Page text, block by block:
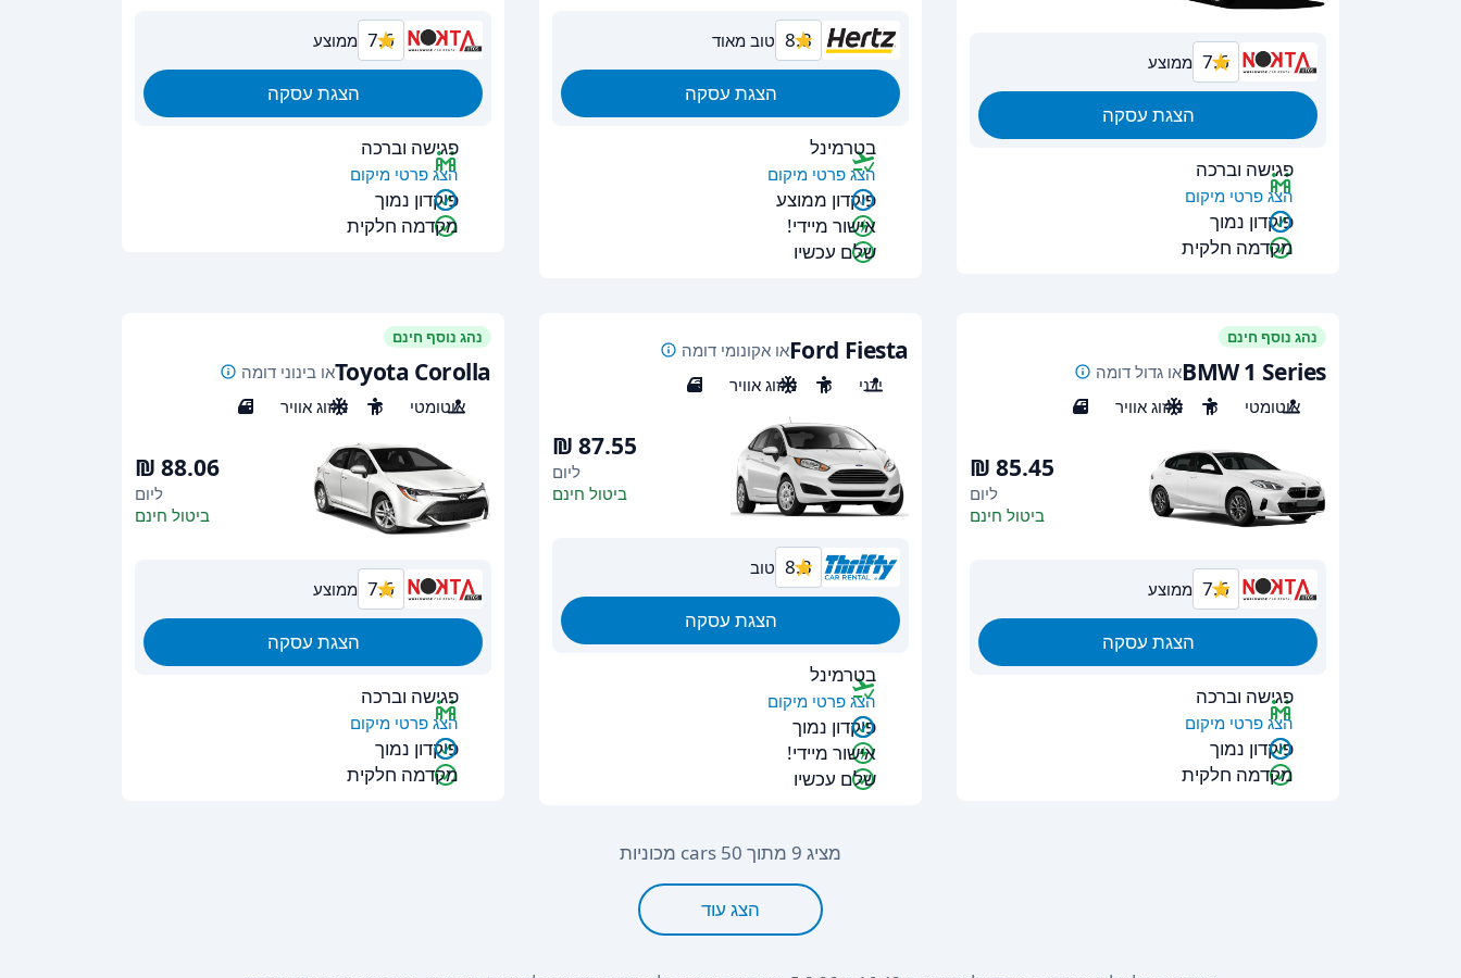
7.6 ממוצע
הצגת עסקה
פגישה וברכה
הצג פרטי מיקום
פיקדון נמוך
מקדמה חלקית
8.8 טוב מאוד
הצגת עסקה
בטרמינל
הצג פרטי מיקום
פיקדון ממוצע
אישור מיידי!
שלם עכשיו
7.6 ממוצע
הצגת עסקה
פגישה וברכה
הצג פרטי מיקום
פיקדון נמוך
מקדמה חלקית
נהג נוסף חינם
BMW 1 Seriesאו גדול דומה
אוטומטי
5 מיזוג אוויר 5
ליום
ביטול חינם
7.6 ממוצע
הצגת עסקה
פגישה וברכה
הצג פרטי מיקום
פיקדון נמוך
מקדמה חלקית
Ford Fiestaאו אקונומי דומה
ידני
5 מיזוג אוויר 2
ליום
ביטול חינם
8.3 טוב
הצגת עסקה
בטרמינל
הצג פרטי מיקום
פיקדון נמוך
אישור מיידי!
שלם עכשיו
נהג נוסף חינם
Toyota Corollaאו בינוני דומה
אוטומטי
5 מיזוג אוויר 5
ליום
ביטול חינם
7.6 ממוצע
הצגת עסקה
פגישה וברכה
הצג פרטי מיקום
פיקדון נמוך
מקדמה חלקית
מציג 9 מתוך 50 cars מכוניות
הצג עוד